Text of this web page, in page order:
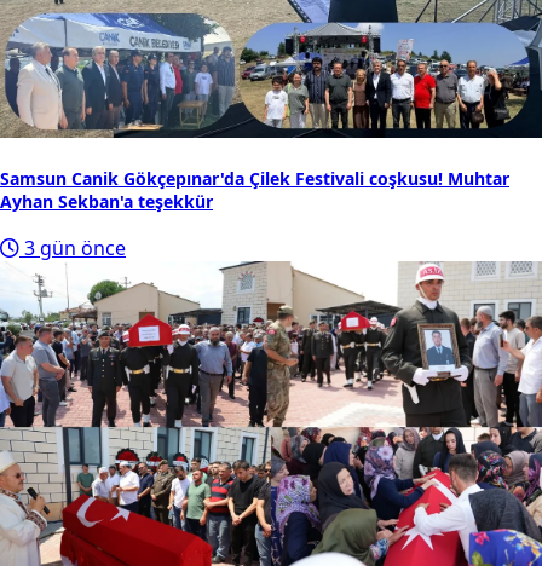
Samsun Canik Gökçepınar'da Çilek Festivali coşkusu! Muhtar
Ayhan Sekban'a teşekkür
3 gün önce